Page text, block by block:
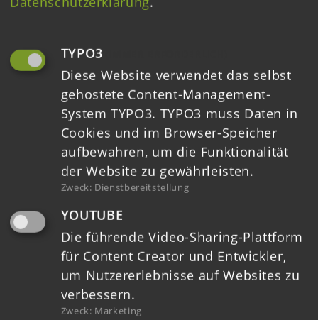
Kontakt
Datenschutz
Impressum
Barrierefreiheit
TYPO3
Diese Website verwendet das selbst
gehostete Content-Management-
System TYPO3. TYPO3 muss Daten in
Cookies und im Browser-Speicher
aufbewahren, um die Funktionalität
der Website zu gewährleisten.
Zweck: Dienstbereitstellung
YOUTUBE
Die führende Video-Sharing-Plattform
für Content Creator und Entwickler,
um Nutzererlebnisse auf Websites zu
verbessern.
Zweck: Marketing